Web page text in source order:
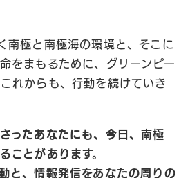
南極と南極海の環境と、そこに
をまもるために、グリーンピー
れからも、行動を続けていき
ったあなたにも、今日、南極
ことがあります。
と、情報発信をあなたの周りの